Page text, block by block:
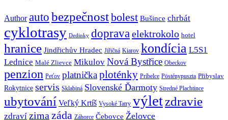
Author auto bezpečnostbolest Bušince chrbát
cyklotrasy Dedinky dopravaelektrokolo hotel
hranice Jindřichův Hradec Jiřičná Kiarov kondícia L5S1
Lednice Malé Zlievce Mikulov Nová Bystřice Obeckov
penzion Peťov platničkaploténky Príbelce Pösténypuszta Přibyslav
Rokytnice servis Sklabiná Slovenské Ďarmoty Stredné Plachtince
ubytování Veľký Krtíš Vysoké Tatry výletzdravie
zdraví zima záda Záhorce Čebovce Želovce